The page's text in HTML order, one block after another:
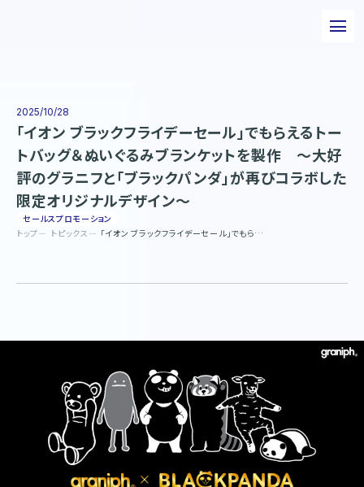
事業について
エピソード
実績紹介
トピックス
企業情報
お問い合わせ
株式会社オンワードホールディングス
株式会社オンワード樫山
オンワードパーソナルスタイル
〒102－8115
TEL：03-5226-1333
トップ トピックス 「イオン ブラックフライデーセール」でもらえるトートバッグ＆ぬいぐるみブランケットを製作 ～大好評のグラニフと「ブラックパンダ」が再びコラボした限定オリジナルデザイン～
2025/10/28
「イオン ブラックフライデーセール」でもらえるトー
トバッグ＆ぬいぐるみブランケットを製作 ～大好
評のグラニフと「ブラックパンダ」が再びコラボした
限定オリジナルデザイン～
セールスプロモーション